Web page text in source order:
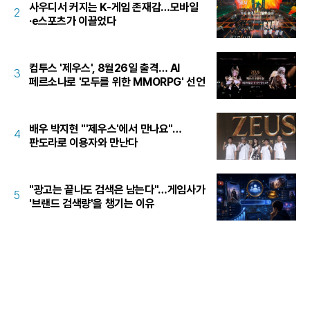
2
사우디서 커지는 K-게임 존재감…모바일
·e스포츠가 이끌었다
3
컴투스 '제우스', 8월26일 출격… AI
페르소나로 '모두를 위한 MMORPG' 선언
4
배우 박지현 "'제우스'에서 만나요"…
판도라로 이용자와 만난다
5
"광고는 끝나도 검색은 남는다"…게임사가
'브랜드 검색량'을 챙기는 이유